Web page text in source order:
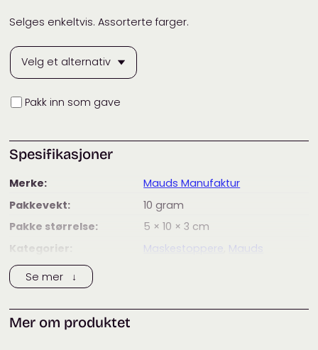
Selges enkeltvis. Assorterte farger.
Innpakning
Pakk inn som gave
Spesifikasjoner
Merke:
Mauds Manufaktur
Pakkevekt:
10 gram
Pakke størrelse:
5 × 10 × 3 cm
Kategorier:
Maskestoppere Mauds
Se mer ↓
Mer om produktet